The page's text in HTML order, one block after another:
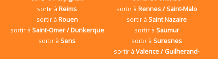
sortir àReims sortir àRennes / Saint-Malo
sortir à Rouen sortir àSaint Nazaire
sortir à Saint-Omer / Dunkerque sortir àSaumur
sortir àSens sortir àSuresnes
sortir àValence / Guilherand-